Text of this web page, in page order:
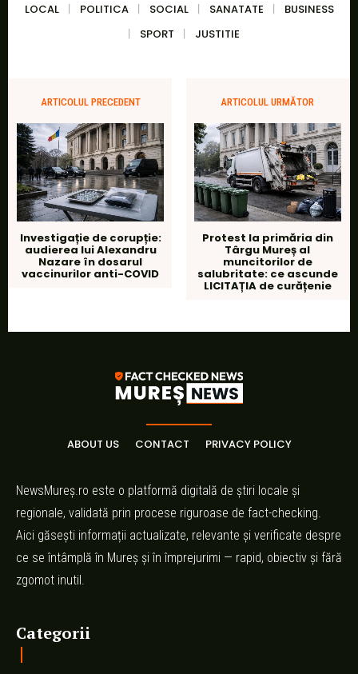
LOCAL POLITICA SOCIAL SANATATE
BUSINESS
SPORT
JUSTITIE
ARTICOLUL PRECEDENT
Investigație de corupție:
audierea lui Alexandru
Nazare în dosarul
vaccinurilor anti-COVID
ARTICOLUL URMĂTOR
Protest la primăria din
Târgu Mureș al
muncitorilor de
salubritate: ce ascunde
LICITAȚIA de curățenie
ABOUT US CONTACT PRIVACY POLICY
NewsMureș.ro este o platformă digitală de știri locale și
regionale, validată prin procese riguroase de fact-checking.
Aici găsești informații actualizate, relevante și verificate despre
ce se întâmplă în Mureș și în împrejurimi — rapid, obiectiv și fără
zgomot inutil.
Categorii